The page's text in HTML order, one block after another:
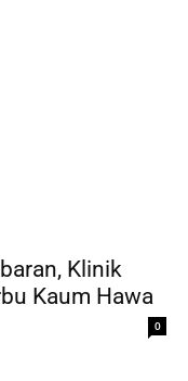
Klinik
Kaum Hawa
0